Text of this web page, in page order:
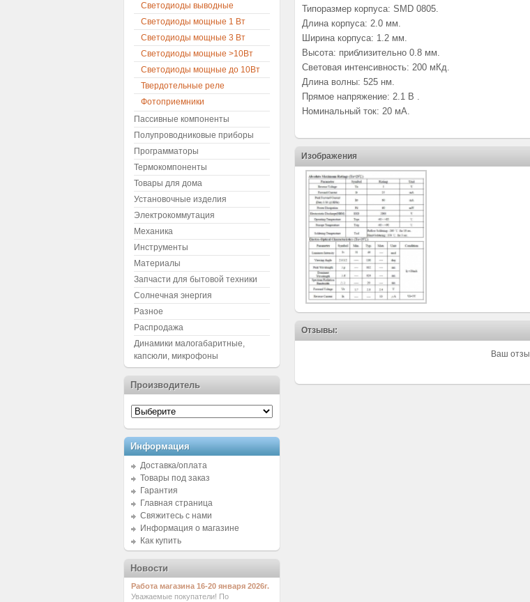
Типоразмер корпуса: SMD 0805.
Длина корпуса: 2.0 мм.
Ширина корпуса: 1.2 мм.
Высота: приблизительно 0.8 мм.
Световая интенсивность: 200 мКд.
Длина волны: 525 нм.
Прямое напряжение: 2.1 В .
Номинальный ток: 20 мА.
Изображения
Отзывы:
Ваш
Светодиоды выводные
Светодиоды мощные 1 Вт
Светодиоды мощные 3 Вт
Светодиоды мощные >10Вт
Светодиоды мощные до 10Вт
Твердотельные реле
Фотоприемники
Пассивные компоненты
Полупроводниковые приборы
Программаторы
Термокомпоненты
Товары для дома
Установочные изделия
Электрокоммутация
Механика
Инструменты
Материалы
Запчасти для бытовой техники
Солнечная энергия
Разное
Распродажа
Динамики малогабаритные,
капсюли, микрофоны
Производитель
Информация
Доставка/оплата
Товары под заказ
Гарантия
Главная страница
Свяжитесь с нами
Информация о магазине
Как купить
Новости
Работа магазина 16-20 января 2026г.
Уважаемые покупатели! По